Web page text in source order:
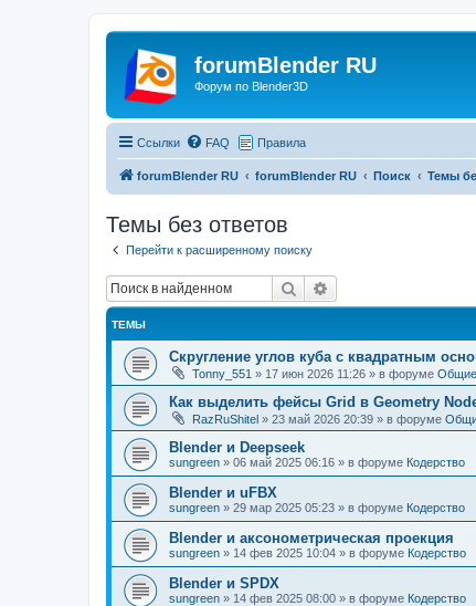
forumBlender RU
Форум по Blender3D
Ссылки FAQ Правила
forumBlender RU forumBlender RU Поиск Темы
Темы без ответов
Перейти к расширенному поиску
Поиск
ТЕМЫ
Скругление углов куба с квадратным
Tonny_551 » 17 июн 2026 11:26 » в форуме
Как выделить фейсы Grid в Geometry
RazRuShitel » 23 май 2026 20:39 » в форуме
Blender и Deepseek
sungreen » 06 май 2025 06:16 » в форуме Кодерство
Blender и uFBX
sungreen » 29 мар 2025 05:23 » в форуме Кодерство
Blender и аксонометрическая проекция
sungreen » 14 фев 2025 10:04 » в форуме Кодерство
Blender и SPDX
sungreen » 14 фев 2025 08:00 » в форуме Кодерство